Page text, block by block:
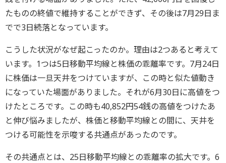
たものの終値で維持することができず、その後は7月29日ま
でで3日続落となっています。
こうした状況がなぜ起こったのか。理由は2つあると考えて
います。1つは5日移動平均線と株価の乖離率です。7月24日
に株価は一旦天井をつけていますが、この時と似た値動き
になっていた場面がありました。それが6月30日に高値をつ
けたところです。この時も40,852円54銭の高値をつけたあ
と伸び悩みましたが、株価と移動平均線との間に、天井を
つける可能性を示唆する共通点があったのです。
その共通点とは、25日移動平均線との乖離率の拡大です。6